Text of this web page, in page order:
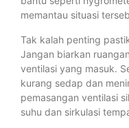
memantau situasi
Tak kalah penting
Jangan biarkan
ventilasi yang masuk.
kurang sedap dan
pemasangan ventilasi
suhu dan sirkulasi